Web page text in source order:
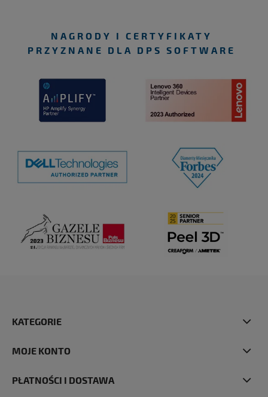
NAGRODY I CERTYFIKATY
PRZYZNANE DLA DPS SOFTWARE
KATEGORIE
MOJE KONTO
PŁATNOŚCI I DOSTAWA